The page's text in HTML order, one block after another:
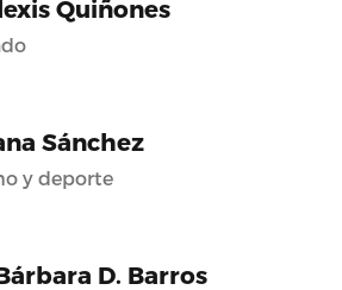
Quiñones
Sánchez
y deporte
D. Barros